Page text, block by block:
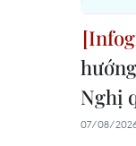
Nghị
07/08/